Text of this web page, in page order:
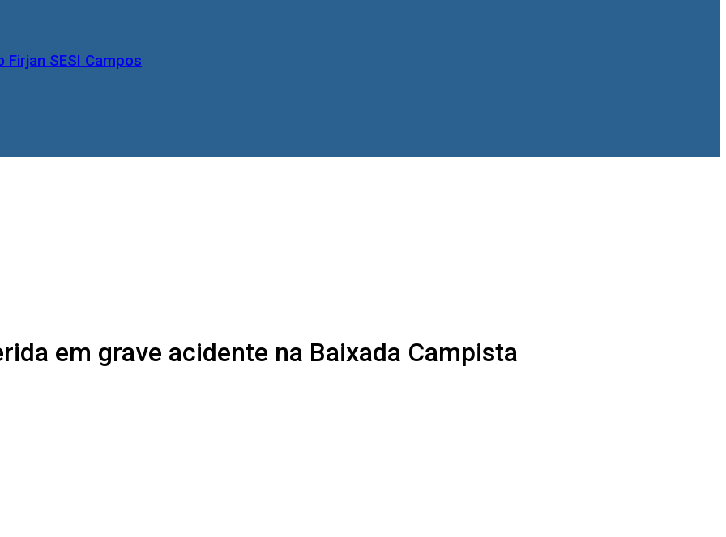
Firjan SESI Campos
em grave acidente na Baixada Campista